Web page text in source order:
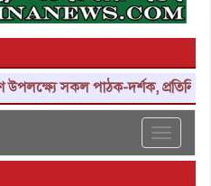
সকল পাঠক-দর্শক, প্রতিনিধি,
Toggle